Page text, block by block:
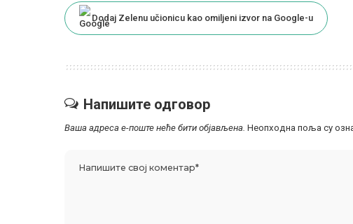
Dodaj Zelenu učionicu kao omiljeni izvor na Google-u
Напишите одговор
Ваша адреса е-поште неће бити објављена. Неопходна поља су